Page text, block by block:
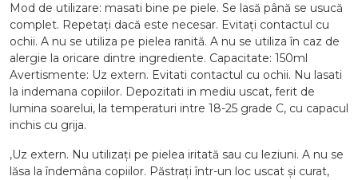
Mod de utilizare: masati bine pe piele. Se lasă până se usucă
complet. Repetați dacă este necesar. Evitați contactul cu
ochii. A nu se utiliza pe pielea ranită. A nu se utiliza în caz de
alergie la oricare dintre ingrediente. Capacitate: 150ml
Avertismente: Uz extern. Evitati contactul cu ochii. Nu lasati
la indemana copiilor. Depozitati in mediu uscat, ferit de
lumina soarelui, la temperaturi intre 18-25 grade C, cu capacul
inchis cu grija.
,Uz extern. Nu utilizați pe pielea iritată sau cu leziuni. A nu se
lăsa la îndemâna copiilor. Păstrați într-un loc uscat și curat,